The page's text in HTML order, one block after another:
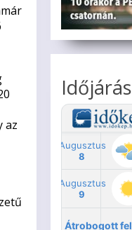
az
Időjárás